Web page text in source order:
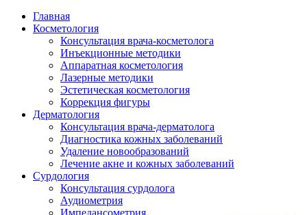
Главная
Косметология
Консультация врача-косметолога
Инъекционные методики
Аппаратная косметология
Лазерные методики
Эстетическая косметология
Коррекция фигуры
Дерматология
Консультация врача-дерматолога
Диагностика кожных заболеваний
Удаление новообразований
Лечение акне и кожных заболеваний
Сурдология
Консультация сурдолога
Аудиометрия
Импедансометрия